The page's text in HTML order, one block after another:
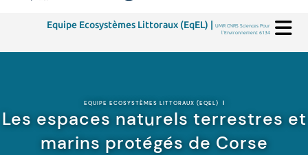
Equipe Ecosystèmes Littoraux (EqEL) |UMR CNRS Sciences Pour
l'Environnement 6134
EQUIPE ECOSYSTÈMES LITTORAUX (EQEL) |
Les espaces naturels terrestres et
marins protégés de Corse